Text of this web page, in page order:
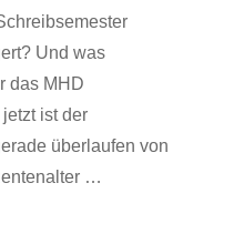
Und was
das MHD
ist der
überlaufen von
…